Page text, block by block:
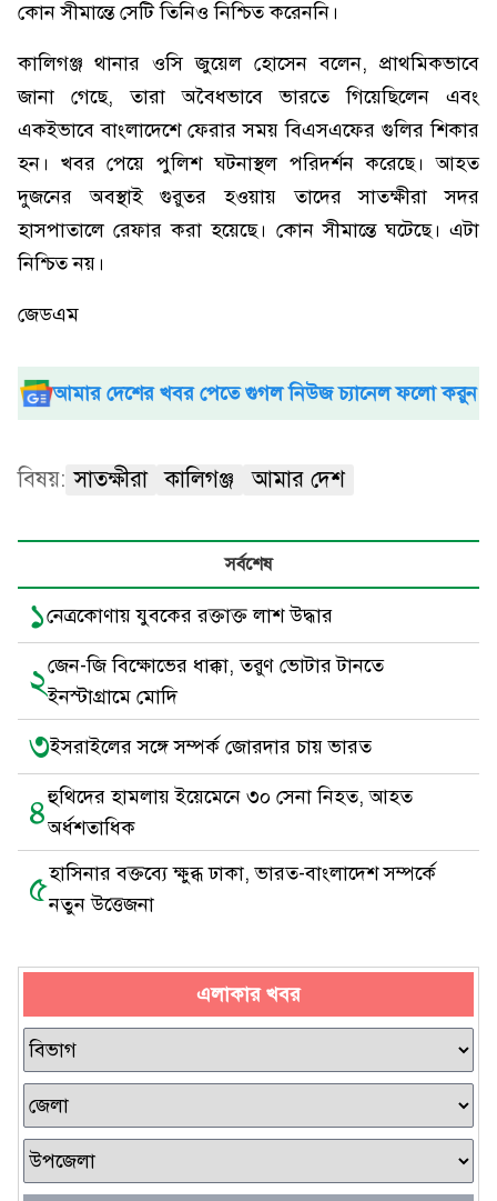
কোন সীমান্তে সেটি তিনিও নিশ্চিত করেননি।
কালিগঞ্জ থানার ওসি জুয়েল হোসেন বলেন, প্রাথমিকভাবে
জানা গেছে, তারা অবৈধভাবে ভারতে গিয়েছিলেন এবং
একইভাবে বাংলাদেশে ফেরার সময় বিএসএফের গুলির শিকার
হন। খবর পেয়ে পুলিশ ঘটনাস্থল পরিদর্শন করেছে। আহত
দুজনের অবস্থাই গুরুতর হওয়ায় তাদের সাতক্ষীরা সদর
হাসপাতালে রেফার করা হয়েছে। কোন সীমান্তে ঘটেছে। এটা
নিশ্চিত নয়।
জেডএম
আমার দেশের খবর পেতে গুগল নিউজ চ্যানেল ফলো করুন
বিষয়: সাতক্ষীরা কালিগঞ্জ আমার দেশ
সর্বশেষ
১নেত্রকোণায় যুবকের রক্তাক্ত লাশ উদ্ধার
২জেন-জি বিক্ষোভের ধাক্কা, তরুণ ভোটার টানতে
ইনস্টাগ্রামে মোদি
৩ইসরাইলের সঙ্গে সম্পর্ক জোরদার চায় ভারত
৪হুথিদের হামলায় ইয়েমেনে ৩০ সেনা নিহত, আহত
অর্ধশতাধিক
৫হাসিনার বক্তব্যে ক্ষুব্ধ ঢাকা, ভারত-বাংলাদেশ সম্পর্কে
নতুন উত্তেজনা
এলাকার খবর